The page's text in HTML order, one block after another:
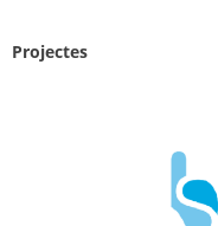
Projectes